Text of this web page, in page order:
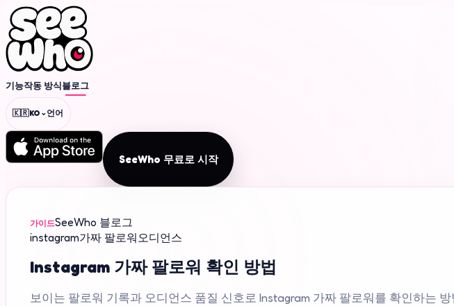
기능작동 방식블로그
🇰🇷KO ⌄언어
SeeWho 무료로 시작
가이드SeeWho 블로그
instagram가짜 팔로워 오디언스
Instagram 가짜 팔로워 확인 방법
보이는 팔로워 기록과 오디언스 품질 신호로 Instagram 가짜 팔로워를 확인하는 방